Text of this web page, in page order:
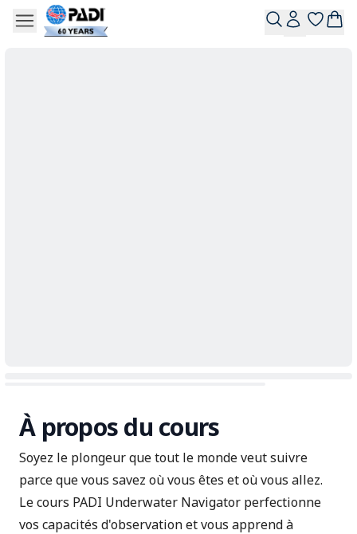
À propos du cours
Soyez le plongeur que tout le monde veut suivre
parce que vous savez où vous êtes et où vous allez.
Le cours PADI Underwater Navigator perfectionne
vos capacités d'observation et vous apprend à